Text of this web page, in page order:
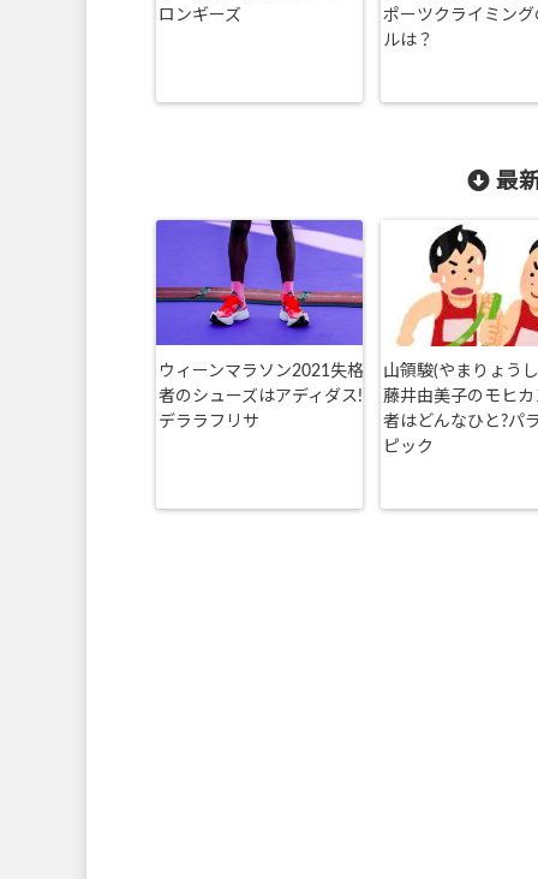
ロンギーズ
ポーツクライミング
ルは？
最
ウィーンマラソン2021失格
者のシューズはアディダス!
デララフリサ
山領駿(やまりょう
藤井由美子のモヒ
者はどんなひと?パ
ピック